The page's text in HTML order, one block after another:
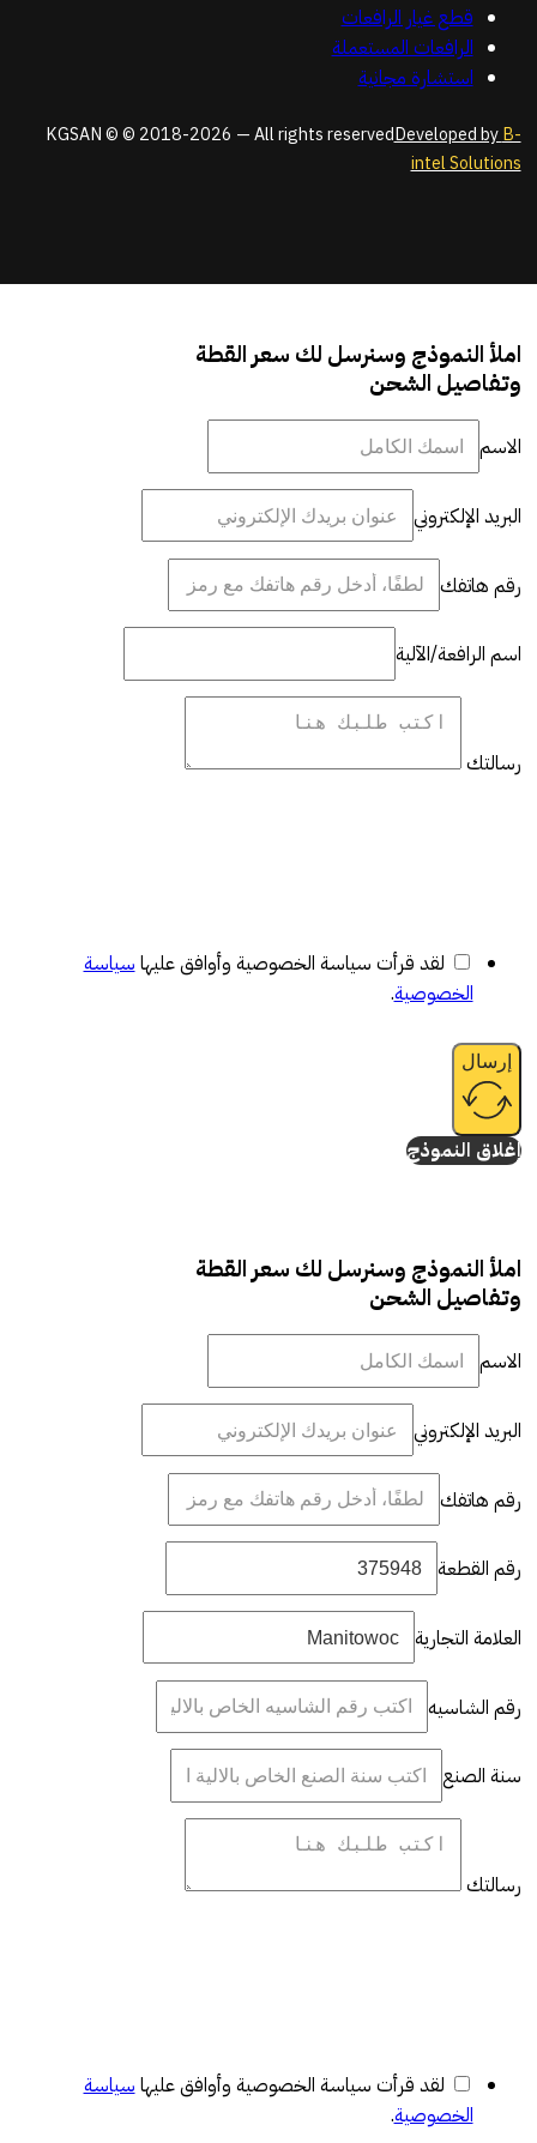
قطع غيار الرافعات
الرافعات المستعملة
استشارة مجانية
KGSAN © © 2018-2026 — All rights reservedDeveloped byB-
intel Solutions
املأ النموذج وسنرسل لك سعر القطة
وتفاصيل الشحن
الاسم
البريد الإلكتروني
رقم هاتفك
اسم الرافعة/الآلية
رسالتك
لقد قرأت سياسة الخصوصية وأوافق عليها سياسة
الخصوصية.
إرسال
إغلاق النموذج
املأ النموذج وسنرسل لك سعر القطة
وتفاصيل الشحن
الاسم
البريد الإلكتروني
رقم هاتفك
رقم القطعة
العلامة التجارية
رقم الشاسيه
سنة الصنع
رسالتك
لقد قرأت سياسة الخصوصية وأوافق عليها سياسة
الخصوصية.